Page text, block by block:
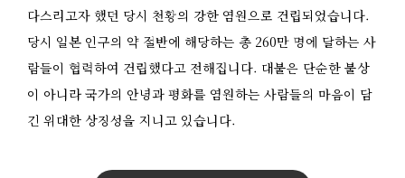
다스리고자 했던 당시 천황의 강한 염원으로 건립되었습니다.
당시 일본 인구의 약 절반에 해당하는 총 260만 명에 달하는 사
람들이 협력하여 건립했다고 전해집니다. 대불은 단순한 불상
이 아니라 국가의 안녕과 평화를 염원하는 사람들의 마음이 담
긴 위대한 상징성을 지니고 있습니다.